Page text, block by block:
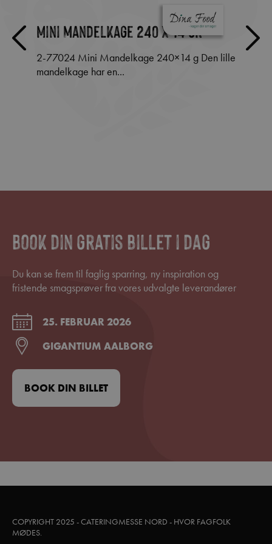
Mini mandelkage 240 x 14 gr
2-77024 Mini Mandelkage 240×14 g Den lille
mandelkage har en...
Book din gratis billet i dag
Du kan se frem til faglig sparring, ny inspiration og
fristende smagsprøver fra vores udvalgte leverandører
25. FEBRUAR 2026
GIGANTIUM AALBORG
BOOK DIN BILLET
COPYRIGHT 2025 - CATERINGMESSE NORD - HVOR FAGFOLK
MØDES.